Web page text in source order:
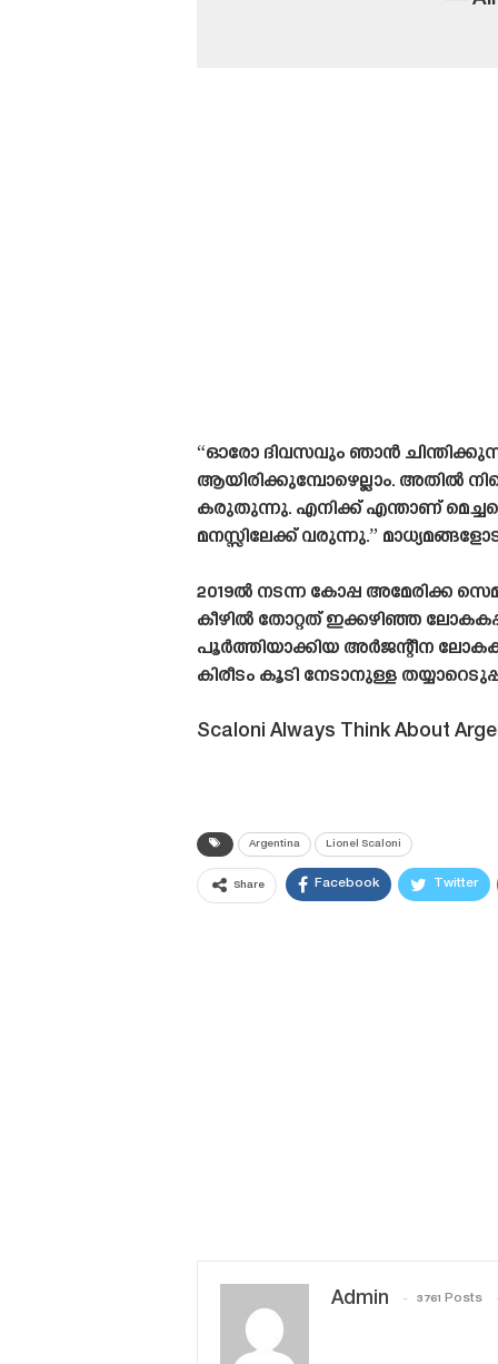
“ഓരോ ദിവസവും ഞാൻ
ആയിരിക്കുമ്പോഴെല്ലാം. അതിൽ
കരുതുന്നു. എനിക്ക് എന്താണ്
മനസ്സിലേക്ക് വരുന്നു.”
2019ൽ നടന്ന കോപ്പ അമേരിക്ക
കീഴിൽ തോറ്റത് ഇക്കഴിഞ്ഞ
പൂർത്തിയാക്കിയ അർജന്റീന
കിരീടം കൂടി നേടാനുള്ള
Scaloni Always Think About
Argentina Lionel Scaloni
Share Facebook Twitter
Admin 3761 Posts